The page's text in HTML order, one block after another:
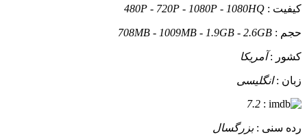
کیفیت : 480P - 720P - 1080P - 1080HQ
حجم : 708MB - 1009MB - 1.9GB - 2.6GB
کشور :آمریکا
زبان :انگلیسی
:
7.2
رده سنی :بزرگسال